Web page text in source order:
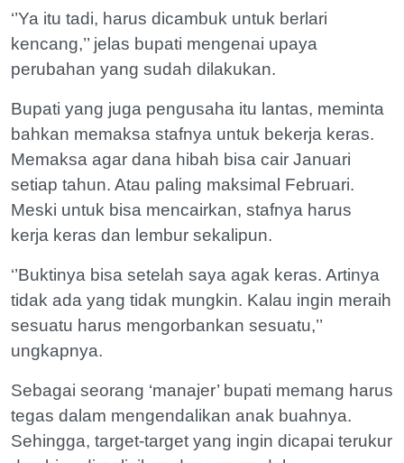
‘’Ya itu tadi, harus dicambuk untuk berlari
kencang,’’ jelas bupati mengenai upaya
perubahan yang sudah dilakukan.
Bupati yang juga pengusaha itu lantas, meminta
bahkan memaksa stafnya untuk bekerja keras.
Memaksa agar dana hibah bisa cair Januari
setiap tahun. Atau paling maksimal Februari.
Meski untuk bisa mencairkan, stafnya harus
kerja keras dan lembur sekalipun.
‘’Buktinya bisa setelah saya agak keras. Artinya
tidak ada yang tidak mungkin. Kalau ingin meraih
sesuatu harus mengorbankan sesuatu,’’
ungkapnya.
Sebagai seorang ‘manajer’ bupati memang harus
tegas dalam mengendalikan anak buahnya.
Sehingga, target-target yang ingin dicapai terukur